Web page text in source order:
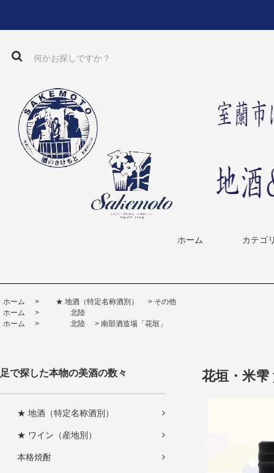
ホーム カテゴ
ホーム > ★ 地酒（特定名称酒別） > その他
ホーム
>
北陸
ホーム
> 北陸 > 南部酒造場「花垣」
足で探した本物の美酒の数々
★ 地酒（特定名称酒別）
★ ワイン（産地別）
本格焼酎
花垣・米